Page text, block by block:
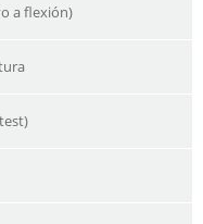
a flexión)